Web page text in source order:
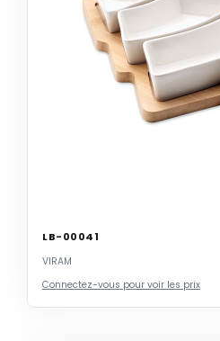
LB-00041
VIRAM
Connectez-vous pour voir les prix